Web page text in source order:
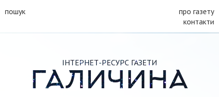
пошук
про газету
контакти
ІНТЕРНЕТ-РЕСУРС ГАЗЕТИ
ГАЛИЧИНА